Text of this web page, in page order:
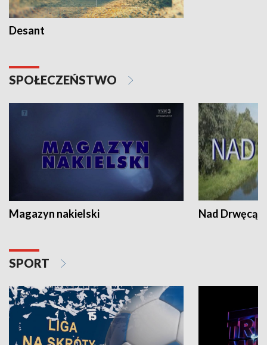
Desant
SPOŁECZEŃSTWO
Magazyn nakielski Nad Drwęcą
SPORT